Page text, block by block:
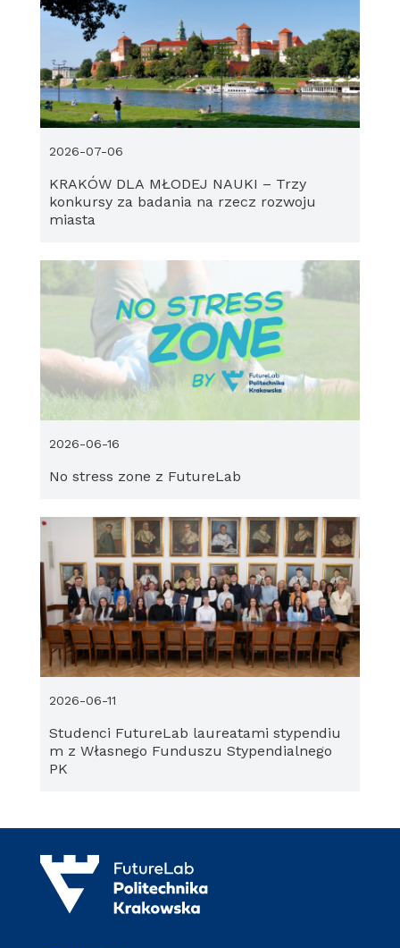
KRAKÓW DLA MŁODEJ NAUKI – Trzy
konkursy za badania na rzecz rozwoju
miasta
2026-07-06
No stress zone z FutureLab
2026-06-16
Studenci FutureLab laureatami stypendiu
m z Własnego Funduszu Stypendialnego
PK
2026-06-11